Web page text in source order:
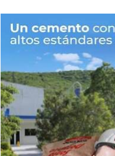
Buscar
Noticias Recientes